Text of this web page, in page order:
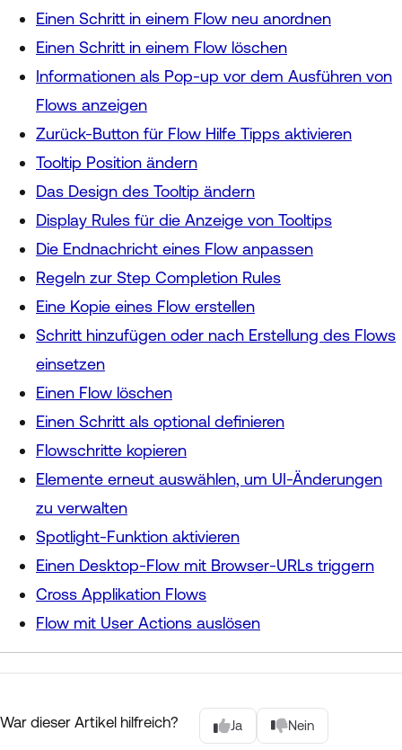
Einen Schritt in einem Flow neu anordnen
Einen Schritt in einem Flow löschen
Informationen als Pop-up vor dem Ausführen von
Flows anzeigen
Zurück-Button für Flow Hilfe Tipps aktivieren
Tooltip Position ändern
Das Design des Tooltip ändern
Display Rules für die Anzeige von Tooltips
Die Endnachricht eines Flow anpassen
Regeln zur Step Completion Rules
Eine Kopie eines Flow erstellen
Schritt hinzufügen oder nach Erstellung des Flows
einsetzen
Einen Flow löschen
Einen Schritt als optional definieren
Flowschritte kopieren
Elemente erneut auswählen, um UI-Änderungen
zu verwalten
Spotlight-Funktion aktivieren
Einen Desktop-Flow mit Browser-URLs triggern
Cross Applikation Flows
Flow mit User Actions auslösen
War dieser Artikel hilfreich? Ja Nein